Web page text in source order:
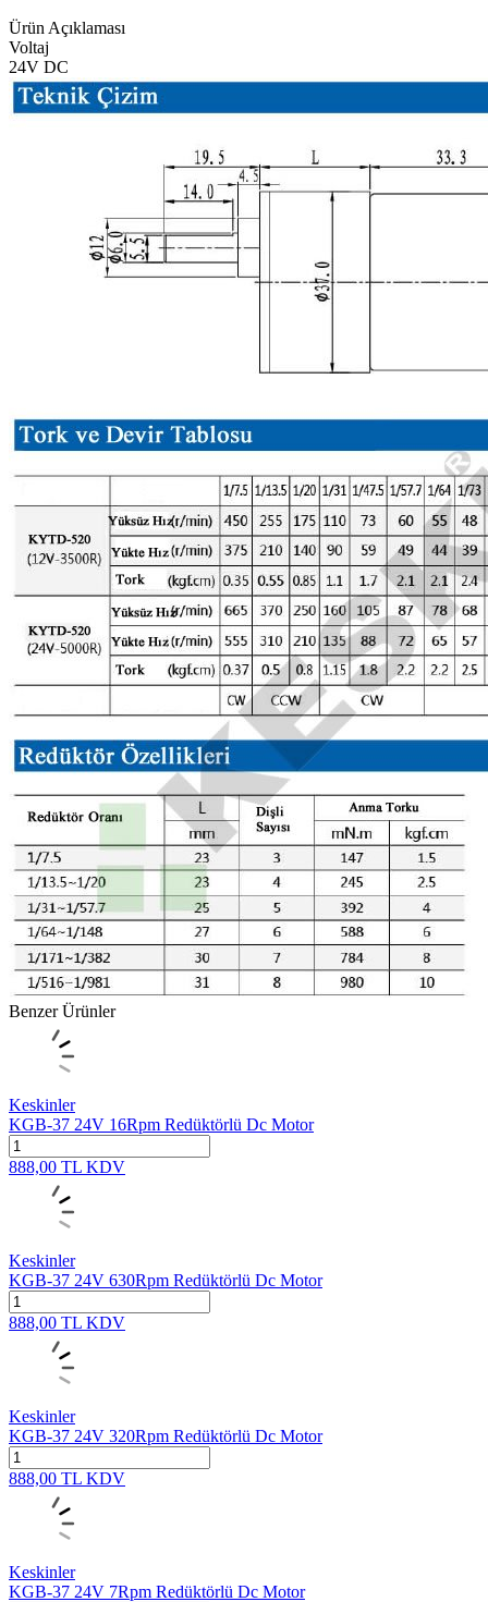
Ürün Açıklaması
Voltaj
24V DC
Benzer Ürünler
Keskinler
KGB-37 24V 16Rpm Redüktörlü Dc Motor
888,00 TL KDV
Keskinler
KGB-37 24V 630Rpm Redüktörlü Dc Motor
888,00 TL KDV
Keskinler
KGB-37 24V 320Rpm Redüktörlü Dc Motor
888,00 TL KDV
Keskinler
KGB-37 24V 7Rpm Redüktörlü Dc Motor